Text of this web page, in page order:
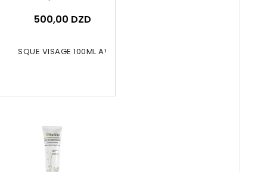
MASQUE VISAGE 100ML AVOCADO
500,00 DZD